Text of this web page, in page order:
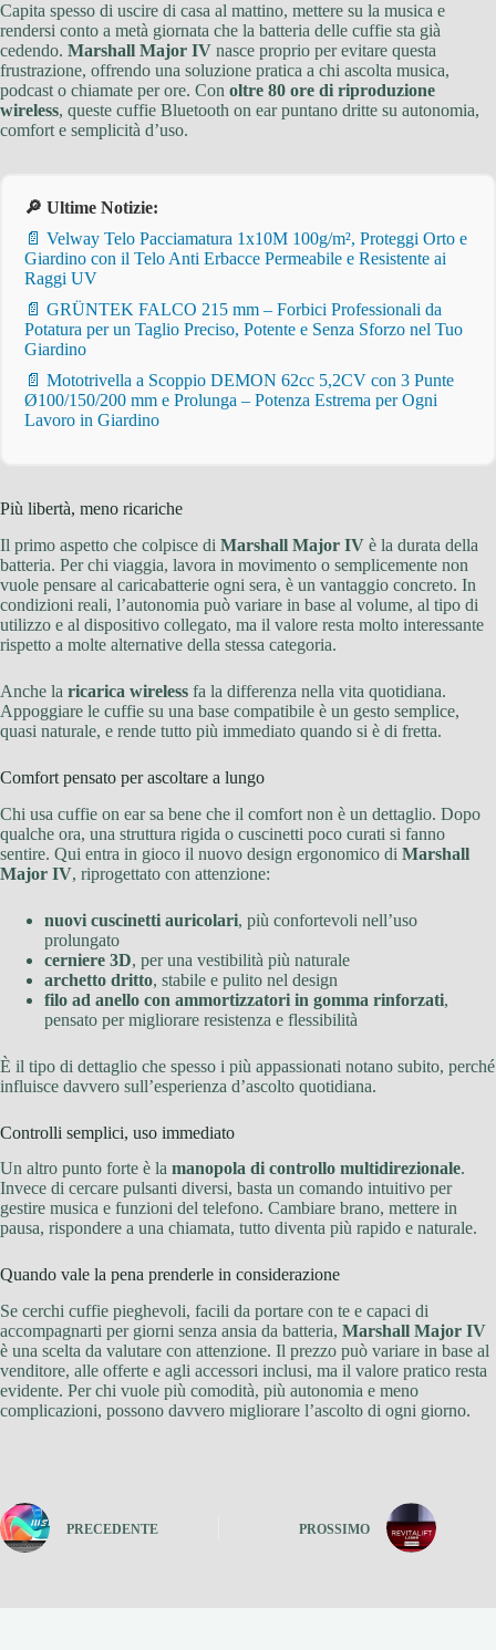
Capita spesso di uscire di casa al mattino, mettere su la musica e
rendersi conto a metà giornata che la batteria delle cuffie sta già
cedendo. Marshall Major IV nasce proprio per evitare questa
frustrazione, offrendo una soluzione pratica a chi ascolta musica,
podcast o chiamate per ore. Con oltre 80 ore di riproduzione
wireless, queste cuffie Bluetooth on ear puntano dritte su autonomia,
comfort e semplicità d’uso.
🔎 Ultime Notizie:
📄 Velway Telo Pacciamatura 1x10M 100g/m², Proteggi Orto e
Giardino con il Telo Anti Erbacce Permeabile e Resistente ai
Raggi UV
📄 GRÜNTEK FALCO 215 mm – Forbici Professionali da
Potatura per un Taglio Preciso, Potente e Senza Sforzo nel Tuo
Giardino
📄 Mototrivella a Scoppio DEMON 62cc 5,2CV con 3 Punte
Ø100/150/200 mm e Prolunga – Potenza Estrema per Ogni
Lavoro in Giardino
Più libertà, meno ricariche
Il primo aspetto che colpisce di Marshall Major IV è la durata della
batteria. Per chi viaggia, lavora in movimento o semplicemente non
vuole pensare al caricabatterie ogni sera, è un vantaggio concreto. In
condizioni reali, l’autonomia può variare in base al volume, al tipo di
utilizzo e al dispositivo collegato, ma il valore resta molto interessante
rispetto a molte alternative della stessa categoria.
Anche la ricarica wireless fa la differenza nella vita quotidiana.
Appoggiare le cuffie su una base compatibile è un gesto semplice,
quasi naturale, e rende tutto più immediato quando si è di fretta.
Comfort pensato per ascoltare a lungo
Chi usa cuffie on ear sa bene che il comfort non è un dettaglio. Dopo
qualche ora, una struttura rigida o cuscinetti poco curati si fanno
sentire. Qui entra in gioco il nuovo design ergonomico di Marshall
Major IV, riprogettato con attenzione:
nuovi cuscinetti auricolari, più confortevoli nell’uso
prolungato
cerniere 3D, per una vestibilità più naturale
archetto dritto, stabile e pulito nel design
filo ad anello con ammortizzatori in gomma rinforzati,
pensato per migliorare resistenza e flessibilità
È il tipo di dettaglio che spesso i più appassionati notano subito, perché
influisce davvero sull’esperienza d’ascolto quotidiana.
Controlli semplici, uso immediato
Un altro punto forte è la manopola di controllo multidirezionale.
Invece di cercare pulsanti diversi, basta un comando intuitivo per
gestire musica e funzioni del telefono. Cambiare brano, mettere in
pausa, rispondere a una chiamata, tutto diventa più rapido e naturale.
Quando vale la pena prenderle in considerazione
Se cerchi cuffie pieghevoli, facili da portare con te e capaci di
accompagnarti per giorni senza ansia da batteria, Marshall Major IV
è una scelta da valutare con attenzione. Il prezzo può variare in base al
venditore, alle offerte e agli accessori inclusi, ma il valore pratico resta
evidente. Per chi vuole più comodità, più autonomia e meno
complicazioni, possono davvero migliorare l’ascolto di ogni giorno.
PRECEDENTE PROSSIMO